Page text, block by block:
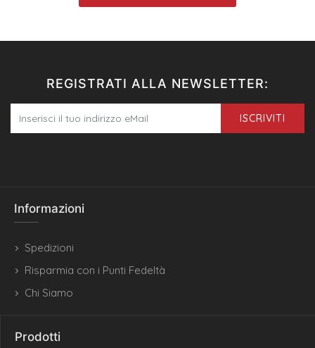
REGISTRATI ALLA NEWSLETTER:
ISCRIVITI
Informazioni
Spedizioni
Risparmia con i Punti Fedeltà
Chi Siamo
Prodotti